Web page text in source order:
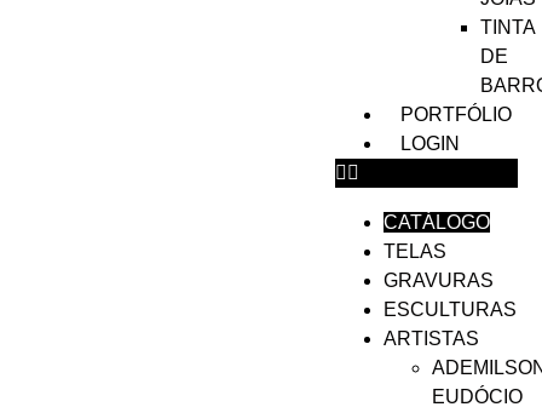
TINTA
DE
PORTFÓLIO
LOGIN
CATÁLOGO
TELAS
GRAVURAS
ESCULTURAS
ARTISTAS
EUDÓCIO